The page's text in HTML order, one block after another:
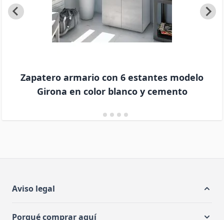
Zapatero armario con 6 estantes modelo
Girona en color blanco y cemento
Aviso legal
Porqué comprar aquí